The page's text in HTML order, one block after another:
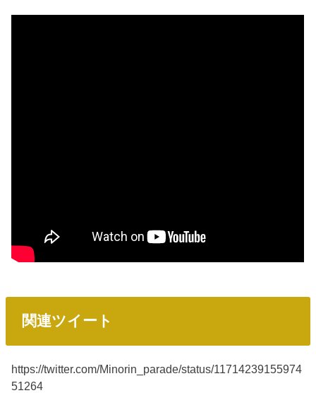
関連ツイート
https://twitter.com/Minorin_parade/status/11714239155974
51264